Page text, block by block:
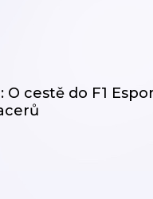
O cestě do F1